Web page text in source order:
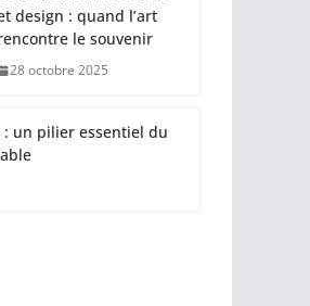
design : quand l’art
le souvenir
28 octobre 2025
: un pilier essentiel du